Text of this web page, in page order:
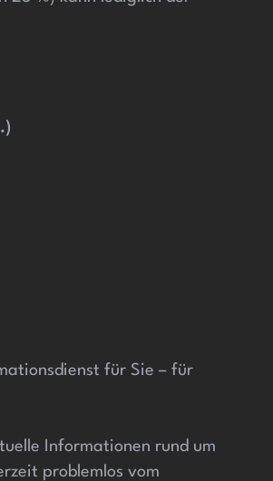
für Sie – für
Informationen rund um
problemlos vom